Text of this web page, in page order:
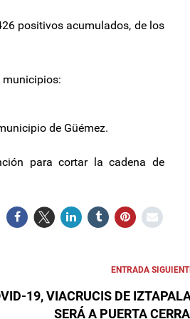
positivos acumulados, de los
municipios:
de Güémez.
para cortar la cadena de
ENTRADA
19, VIACRUCIS DE
SERÁ A PUERTA